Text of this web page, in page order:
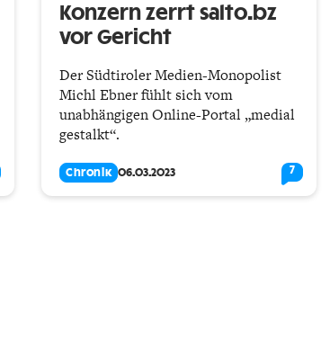
Konzern zerrt salto.bz
vor Gericht
Der Südtiroler Medien-Monopolist
Michl Ebner fühlt sich vom
unabhängigen Online-Portal „medial
gestalkt“.
Chronik 06.03.2023 7